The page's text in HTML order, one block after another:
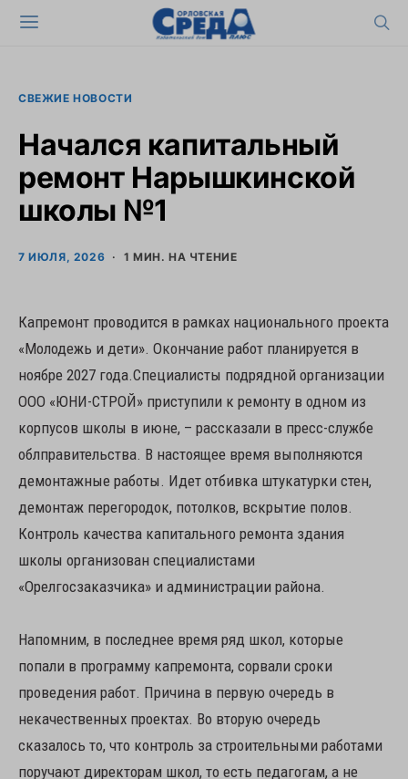
СВЕЖИЕ НОВОСТИ
Начался капитальный
ремонт Нарышкинской
школы №1
7 ИЮЛЯ, 2026 1 МИН. НА ЧТЕНИЕ
Капремонт проводится в рамках национального проекта
«Молодежь и дети». Окончание работ планируется в
ноябре 2027 года.Специалисты подрядной организации
ООО «ЮНИ-СТРОЙ» приступили к ремонту в одном из
корпусов школы в июне, – рассказали в пресс-службе
облправительства. В настоящее время выполняются
демонтажные работы. Идет отбивка штукатурки стен,
демонтаж перегородок, потолков, вскрытие полов.
Контроль качества капитального ремонта здания
школы организован специалистами
«Орелгосзаказчика» и администрации района.
Напомним, в последнее время ряд школ, которые
попали в программу капремонта, сорвали сроки
проведения работ. Причина в первую очередь в
некачественных проектах. Во вторую очередь
сказалось то, что контроль за строительными работами
поручают директорам школ, то есть педагогам, а не